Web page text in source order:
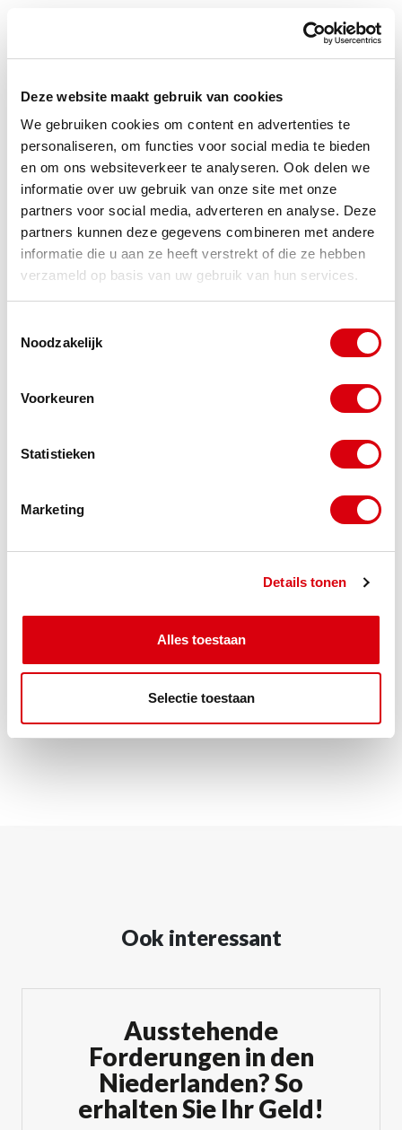
Deze website maakt gebruik van cookies
We gebruiken cookies om content en advertenties te
personaliseren, om functies voor social media te bieden
en om ons websiteverkeer te analyseren. Ook delen we
informatie over uw gebruik van onze site met onze
partners voor social media, adverteren en analyse. Deze
partners kunnen deze gegevens combineren met andere
informatie die u aan ze heeft verstrekt of die ze hebben
verzameld op basis van uw gebruik van hun services.
Noodzakelijk
Voorkeuren
Statistieken
Marketing
Details tonen
Alles toestaan
Selectie toestaan
Kortom, als werkgever is het balanceren tussen het
serieus nemen van de klacht en niet meteen
drastische stappen zetten, daarbij de rechten van
de werknemer tegen wie de klacht is gericht uit het
oog verliezende. Iedere werknemer heeft recht op
een veilige werksfeer.
Vragen? Neem contact op
Heb je vragen over hoe om te gaan met klachten
ten aanzien van een onveilige werksfeer? Stel ze
of één van onze andere
Ook interessant
Ausstehende
Forderungen in den
Niederlanden? So
erhalten Sie Ihr Geld!